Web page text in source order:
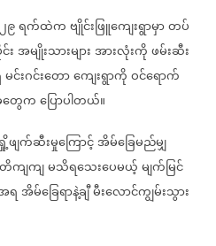
၂၉ရက်ထဲကဗျိုင်းဖြူကျေးရွာမှာတပ်
အမျိုးသားများအားလုံးကိုဖမ်းဆီး
မင်းဂင်းတောကျေးရွာကိုဝင်ရောက်
တွေကပြောပါတယ်။
ဖျက်ဆီးမှုကြောင့်အိမ်ခြေမည်မျှ
ကျကျမသိရသေးပေမယ့်မျက်မြင်
ရအိမ်ခြေရာနဲ့ချီမီးလောင်ကျွမ်းသွား